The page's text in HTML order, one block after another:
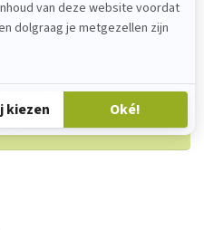
op met onze
verkoop@lijmenwinkel.nl
. Wij helpen u graag!